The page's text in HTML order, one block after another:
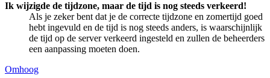
Ik wijzigde de tijdzone, maar de tijd is nog steeds verkeerd!
Als je zeker bent dat je de correcte tijdzone en zomertijd goed
hebt ingevuld en de tijd is nog steeds anders, is waarschijnlijk
de tijd op de server verkeerd ingesteld en zullen de beheerders
een aanpassing moeten doen.
Omhoog